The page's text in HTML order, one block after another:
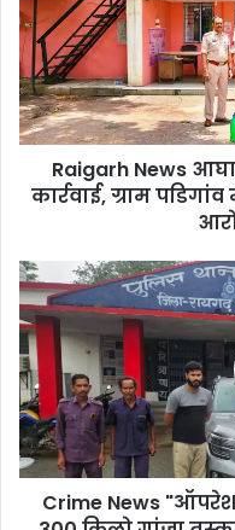
के
तहत
तमनार
पुलिस
की
कार्रवाई,
पडिगांव
लीटर
महुआ
शराब
के
साथ
आरोपी
गिरफ्तार
Raigarh News
कार्रवाई, ग्राम
Crime
News
"ऑपरेशन
क्लीन
हंट"
में
बड़ी
सफलता,
300
किलो
गांजा
Crime News